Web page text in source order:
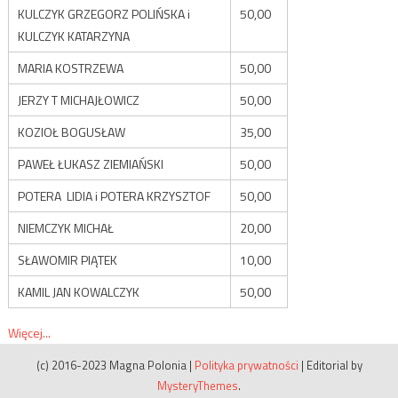
KULCZYK GRZEGORZ POLIŃSKA i
KULCZYK KATARZYNA
50,00
MARIA KOSTRZEWA
50,00
JERZY T MICHAJŁOWICZ
50,00
KOZIOŁ BOGUSŁAW
35,00
PAWEŁ ŁUKASZ ZIEMIAŃSKI
50,00
POTERA LIDIA i POTERA KRZYSZTOF
50,00
NIEMCZYK MICHAŁ
20,00
SŁAWOMIR PIĄTEK
10,00
KAMIL JAN KOWALCZYK
50,00
Więcej...
(c) 2016-2023 Magna Polonia | Polityka prywatności | Editorial by
MysteryThemes.